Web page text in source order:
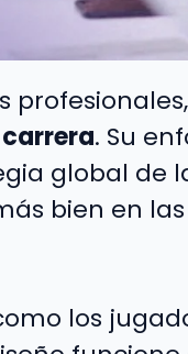
. Su
global de
bien en las
los